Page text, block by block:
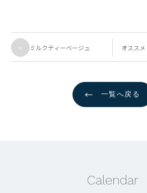
< ミルクティーベージュ オスス
← 一覧へ戻る
Calendar